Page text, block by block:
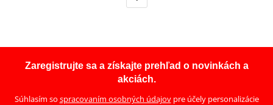
Zaregistrujte sa a získajte prehľad o novinkách a
akciách.
Súhlasím so spracovaním osobných údajovpre účely personalizácie